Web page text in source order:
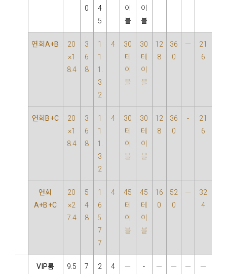
0
4
5
이
블
이
블
연회A+B
20
×1
8.4
3
6
8
1
1
1.
3
2
4
30
테
이
블
30
테
이
블
12
8
36
0
－
21
6
연회B+C
20
×1
8.4
3
6
8
1
1
1.
3
2
4
30
테
이
블
30
테
이
블
12
8
36
0
-
21
6
연회
A+B+C
20
×2
7.4
5
4
8
1
6
5.
7
7
4
45
테
이
블
45
테
이
블
16
0
52
0
－
32
4
VIP룸
9.5
7
2
4 － - － － － －